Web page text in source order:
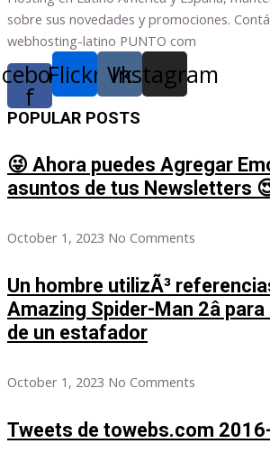
sobre sus novedades y promociones.
webhosting-latino PUNTO com
f
Flickr Vk
Instagram
POPULAR POSTS
😜 Ahora puedes Agregar
asuntos de tus Newsletters
October 1, 2023 No Comments
Un hombre utilizÃ³ referencias
Amazing Spider-Man 2â
de un estafador
October 1, 2023 No Comments
Tweets de towebs.com